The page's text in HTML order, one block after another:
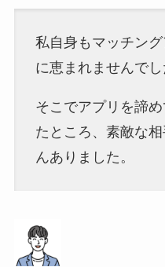
私自身もマッチン
に恵まれませんでし
そこでアプリを諦
たところ、素敵な
んありました。